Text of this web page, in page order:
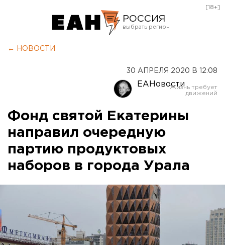
РОССИЯ
Оренбург
[18+]
← НОВОСТИ
30 АПРЕЛЯ 2020 В 12:08
ЕАНовости
Фонд святой Екатерины
направил очередную
партию продуктовых
наборов в города Урала